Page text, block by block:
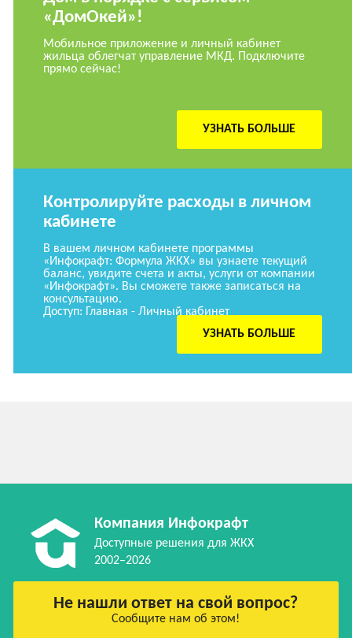
«ДомОкей»!
Мобильное приложение и личный кабинет
жильца облегчат управление МКД. Подключите
прямо сейчас!
УЗНАТЬ БОЛЬШЕ
Контролируйте расходы в личном
кабинете
В вашем личном кабинете программы
«Инфокрафт: Формула ЖКХ» вы узнаете текущий
баланс, увидите счета и акты, услуги от компании
«Инфокрафт». Вы сможете также записаться на
консультацию.
Доступ: Главная - Личный кабинет
УЗНАТЬ БОЛЬШЕ
Компания Инфокрафт
Доступные решения для ЖКХ
2002–2026
Не нашли ответ на свой вопрос?
Сообщите нам об этом!